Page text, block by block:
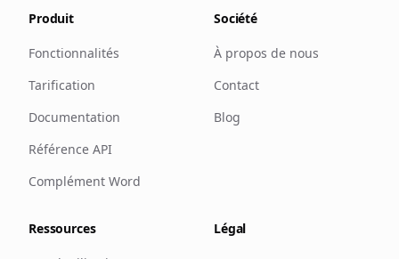
Produit
Fonctionnalités
Tarification
Documentation
Référence API
Complément Word
Société
À propos de nous
Contact
Blog
Ressources Légal